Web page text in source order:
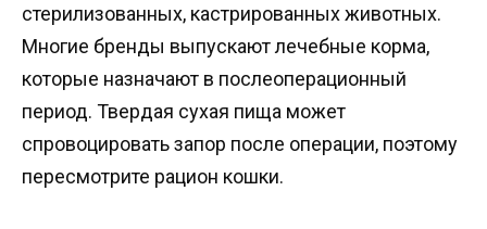
стерилизованных, кастрированных животных.
Многие бренды выпускают лечебные корма,
которые назначают в послеоперационный
период. Твердая сухая пища может
спровоцировать запор после операции, поэтому
пересмотрите рацион кошки.